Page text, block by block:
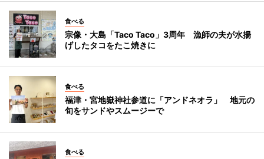
食べる
宗像・大島「Taco Taco」3周年 漁師の夫が水揚
げしたタコをたこ焼きに
食べる
福津・宮地嶽神社参道に「アンドネオラ」 地元の
旬をサンドやスムージーで
食べる